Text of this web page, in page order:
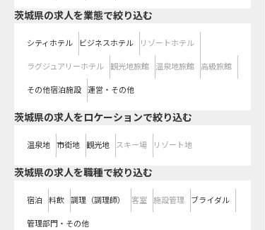
茨城県の求人を業態で絞り込む
シティホテル ビジネスホテル リゾートホテル
ラグジュアリーホテル 観光地旅館 温泉地旅館 高級旅館
その他宿泊施設 運営・その他
茨城県の求人をロケーションで絞り込む
温泉地 市街地 観光地 スキー場 リゾート地
茨城県の求人を職種で絞り込む
宿泊 料飲 調理（調理師） 客室 施設管理 ブライダル
管理部門・その他